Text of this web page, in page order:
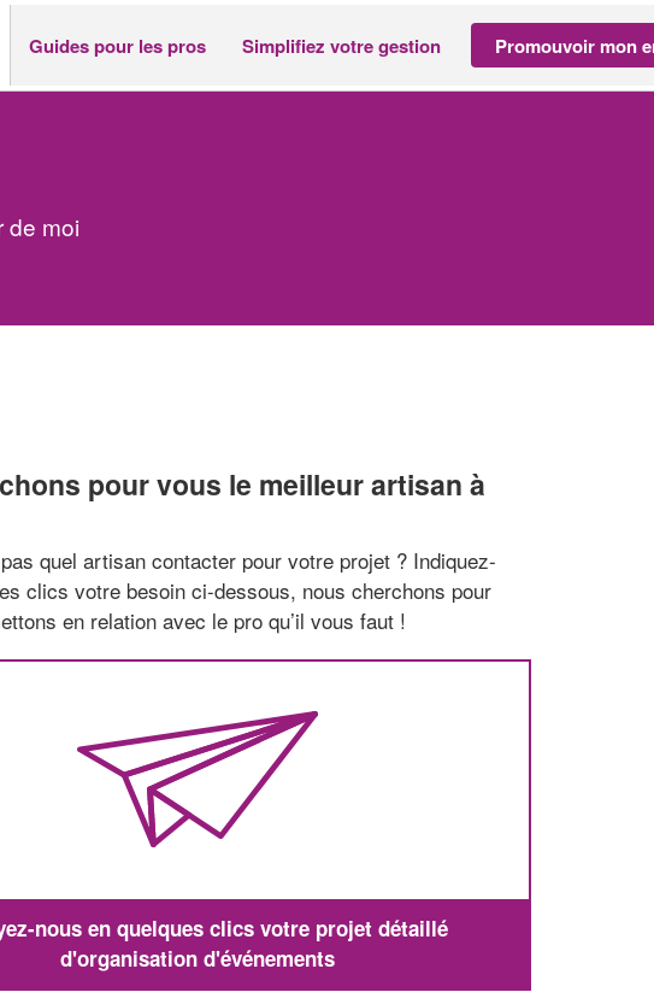
Guides pour les pros Simplifiez votre gestion Promouvoir mon
de moi
pour vous le meilleur artisan à
quel artisan contacter pour votre projet ? Indiquez-
clics votre besoin ci-dessous, nous cherchons pour
en relation avec le pro qu’il vous faut !
nous en quelques clics votre projet détaillé
d'organisation d'événements